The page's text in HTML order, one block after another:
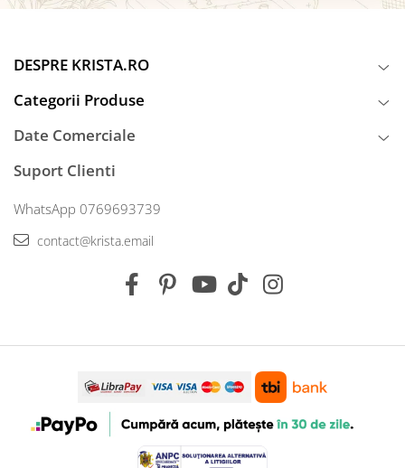
DESPRE KRISTA.RO
Categorii Produse
Date Comerciale
Suport Clienti
WhatsApp 0769693739
contact@krista.email